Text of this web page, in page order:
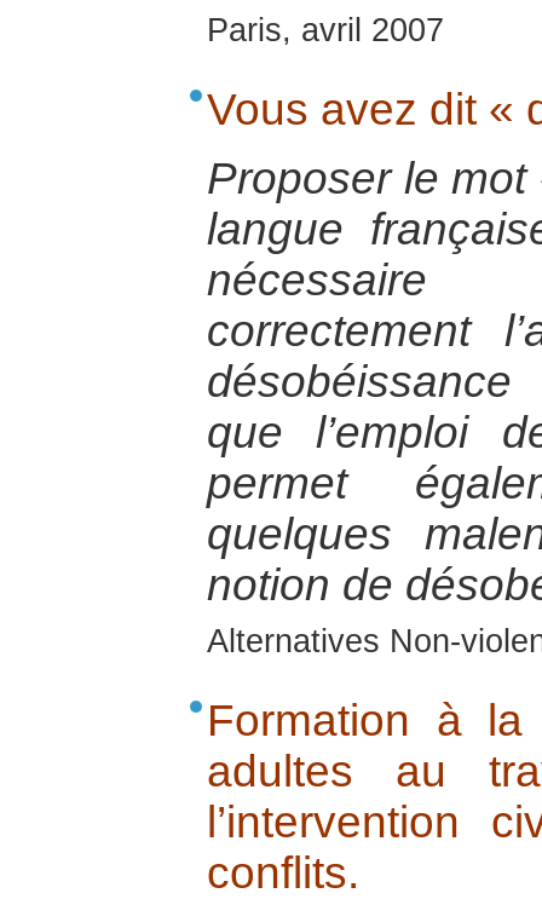
Paris, avril 2007
Vous avez dit «
Proposer le
langue
correctement
que l’emploi
permet
quelques
notion de
Alternatives Non-
Formation à
adultes au
l’intervention
conflits.